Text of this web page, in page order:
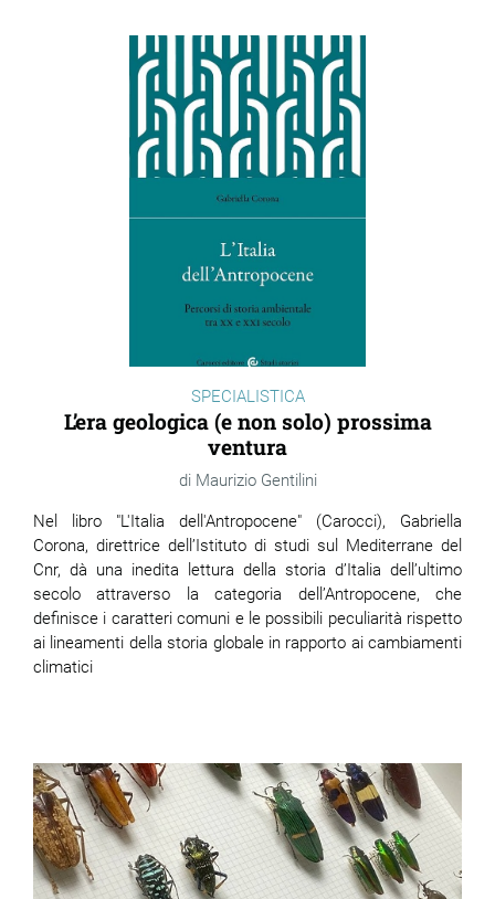
SPECIALISTICA
L’era geologica (e non solo) prossima
ventura
Maurizio Gentilini
Nel libro "L'Italia dell'Antropocene" (Carocci), Gabriella
Corona, direttrice dell’Istituto di studi sul Mediterrane del
Cnr, dà una inedita lettura della storia d’Italia dell’ultimo
secolo attraverso la categoria dell’Antropocene, che
definisce i caratteri comuni e le possibili peculiarità rispetto
ai lineamenti della storia globale in rapporto ai cambiamenti
climatici